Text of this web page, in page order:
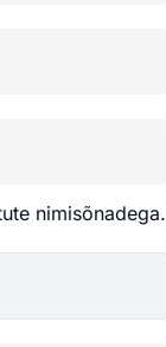
nimisõnadega.